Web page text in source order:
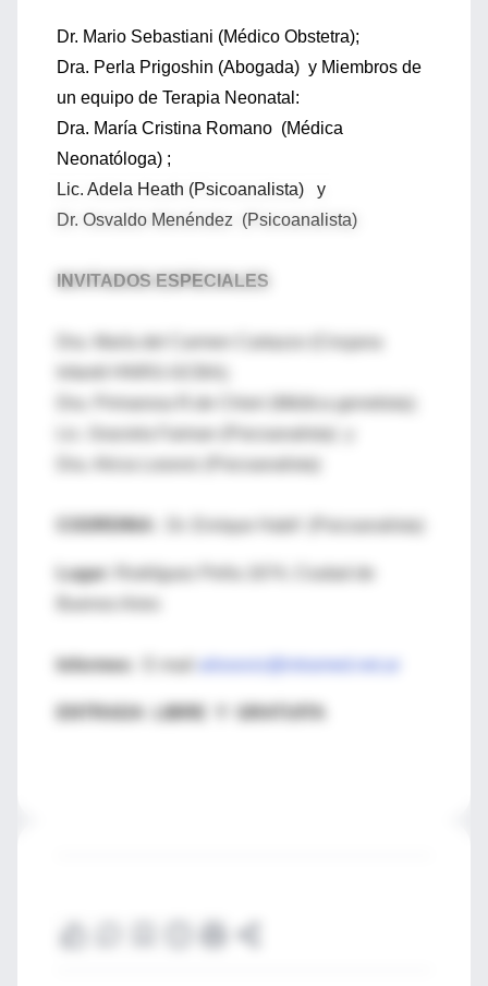
Dr. Mario Sebastiani (Médico Obstetra);
Dra. Perla Prigoshin (Abogada) y Miembros de
un equipo de Terapia Neonatal:
Dra. María Cristina Romano (Médica
Neonatóloga) ;
Lic. Adela Heath (Psicoanalista) y
Dr. Osvaldo Menéndez (Psicoanalista)
INVITADOS ESPECIALES
Dra. Primarosa R.de Chieri (Médica genetista);
Dr. Enrique Habif (Psicoanalista)
Lugar:
Rodríguez Peña 1674, Ciudad de
Informes: